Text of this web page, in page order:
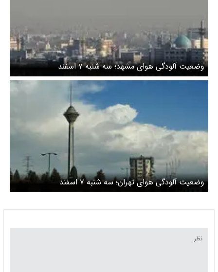
وضعیت آلودگی هوای مشهد؛ سه شنبه ۷ اسفند
وضعیت آلودگی هوای تهران؛ سه شنبه ۷ اسفند